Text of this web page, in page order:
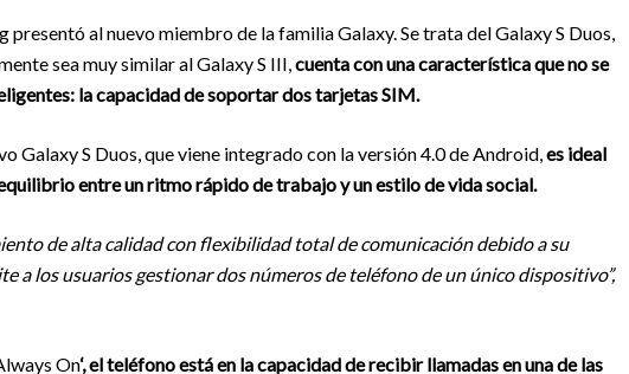
presentó al nuevo miembro de la familia Galaxy. Se trata del Galaxy S Duos,
sea muy similar al Galaxy S III,cuenta con una característica que no se
la capacidad de soportar dos tarjetas SIM.
Galaxy S Duos, que viene integrado con la versión 4.0 de Android,es ideal
entre un ritmo rápido de trabajo y un estilo de vida social.
de alta calidad con flexibilidad total de comunicación debido a su
a los usuarios gestionar dos números de teléfono de un único dispositivo”,
On‘, el teléfono está en la capacidad de recibir llamadas en una de las